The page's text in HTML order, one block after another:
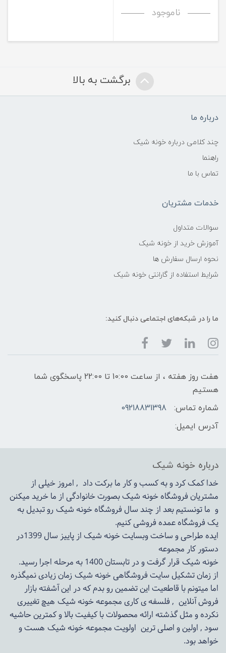
ناموجود
برگشت به بالا
درباره ما
چند کلامی درباره خونه شیک
راهنما
تماس با ما
خدمات مشتریان
سوالات متداول
آموزش خرید از خونه شیک
نحوه ارسال سفارش ها
شرایط استفاده از گارانتی خونه شیک
ما را در شبکه‌های اجتماعی دنبال کنید:
هفت روز هفته ، از ساعت 10:00 تا 22:00 پاسخگوی شما
هستیم
شماره تماس:
09218831398
آدرس ایمیل:
درباره خونه شیک
خدا کمک کرد و به کسب و کار ما برکت داد , امروز خیلی از
مشتریان فروشگاه خونه شیک بصورت خانوادگی از ما خرید میکنن
و ما تونستیم بعد از چند سال فروشگاهخونه شیکرو تبدیل به
یک فروشگاه عمده فروشی کنیم.
ایده طراحی و ساخت وبسایت خونه شیک از پاییز سال 1399در
دستور کار مجموعه
خونه شیک قرار گرفت و در تابستان 1400 به مرحله اجرا رسید.
از زمان تشکیل سایت فروشگاهیخونه شیکزمان زیادی نمیگذره
اما میتونم با قاطعیت این تضمین رو بدم که در این آشفته بازار
فروش آنلاین , فلسفه ی کاری مجموعهخونه شیک هیچ تغییری
نکرده و مثل گذشته ارائه محصولات با کیفیت بالا و کمترین حاشیه
سود , اولین و اصلی ترین اولویت مجموعهخونه شیک هست و
خواهد بود.